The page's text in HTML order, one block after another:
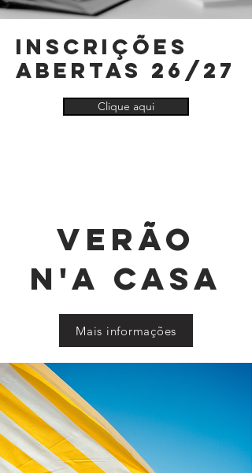
INSCRIÇÕES
ABERTAS 26/27
Clique aqui
Verão
n'a casa
Mais informações